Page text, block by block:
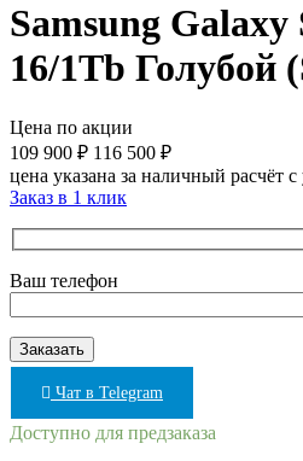
Samsung
16/1Tb Голубой
Цена по акции
109 900 ₽ 116 500 ₽
цена указана за наличный расчёт
Заказ в 1 клик
Ваш телефон
Чат в Telegram
Доступно для предзаказа